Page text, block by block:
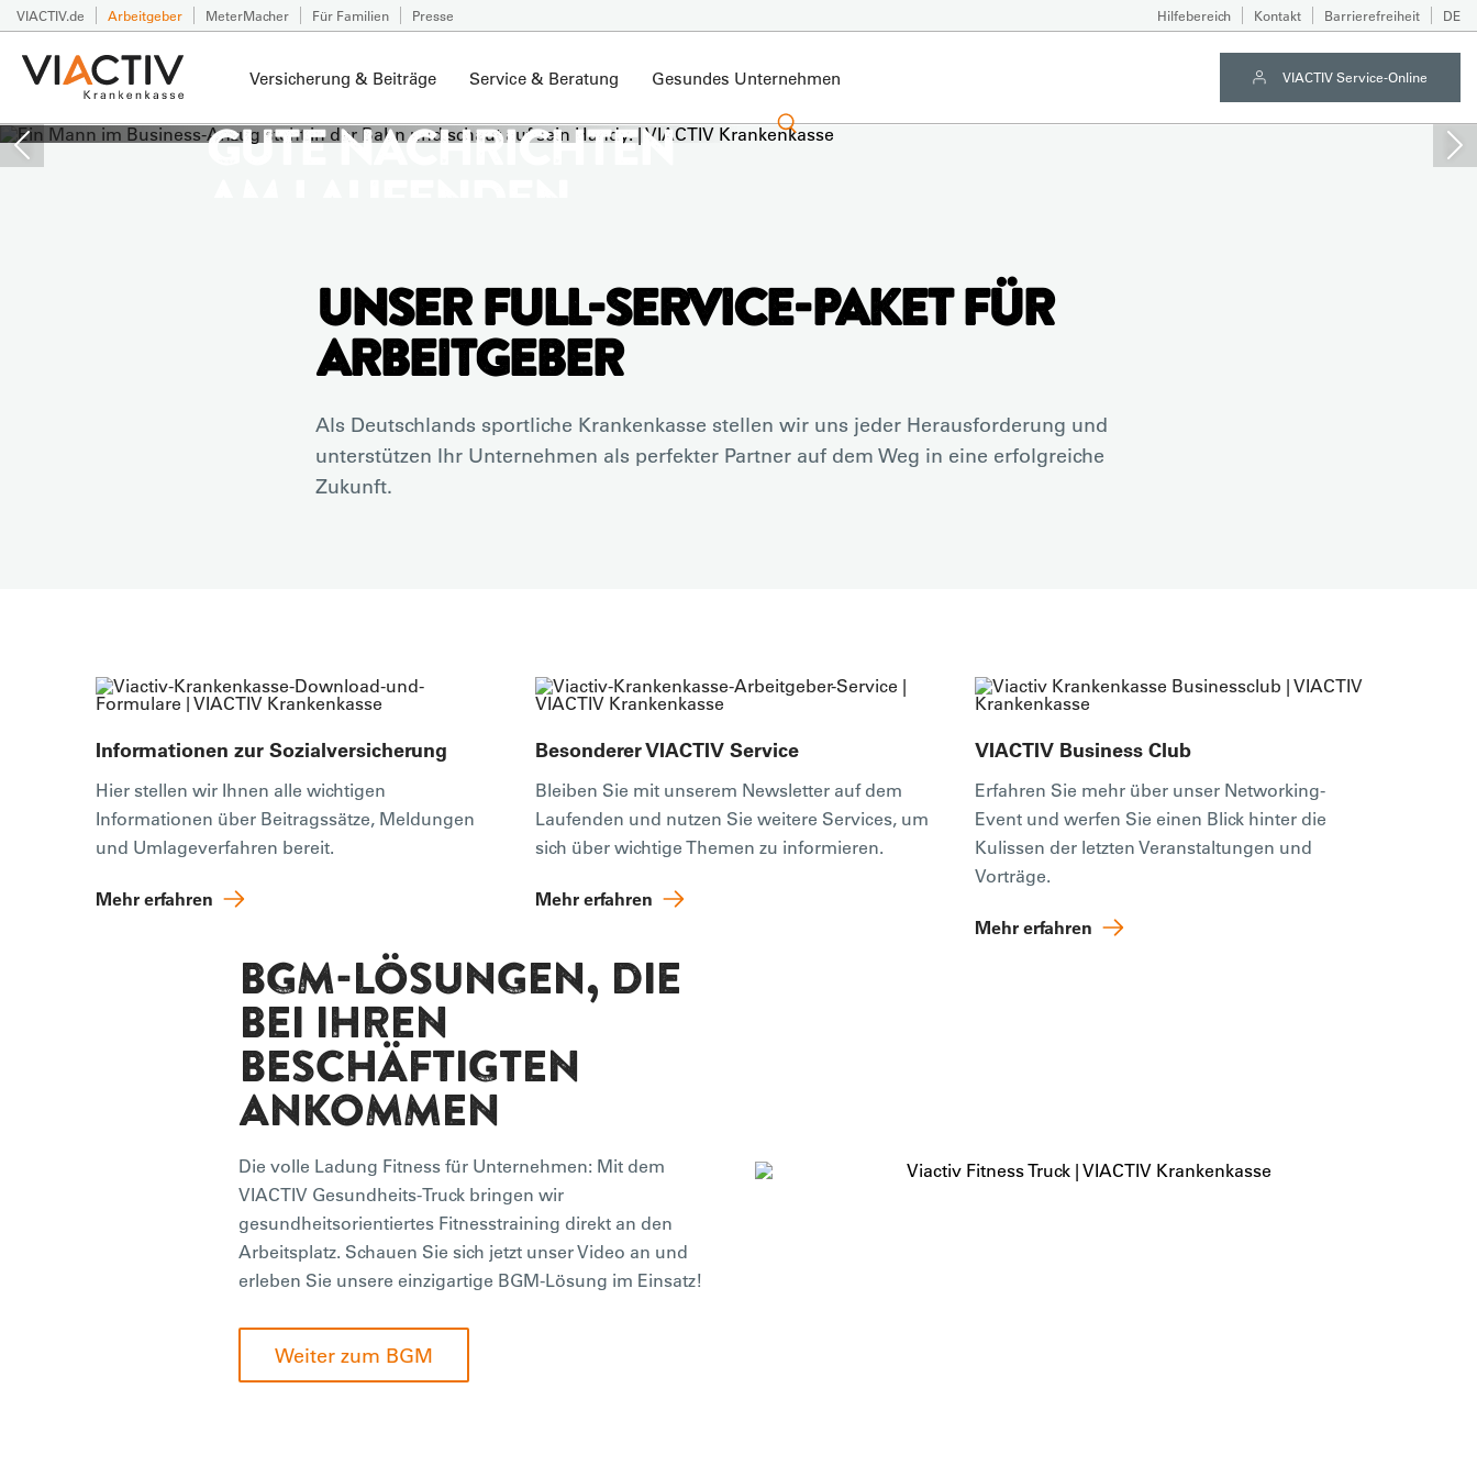
VIACTIV.de Arbeitgeber MeterMacher Für Familien Presse Hilfebereich Kontakt Barrierefreiheit DE
Versicherung & Beiträge Service & Beratung Gesundes Unternehmen VIACTIV Service-Online
GUTE NACHRICHTEN
Holen Sie sich Branchen-News und Tipps für ein gesünderes
Unternehmen direkt in Ihr E-Mail-Postfach. Mit dem VIACTIV
Newsletter für Arbeitgeber.
Newsletter für Arbeitgeber
UNSER FULL-SERVICE-PAKET FÜR
ARBEITGEBER
Als Deutschlands sportliche Krankenkasse stellen wir uns jeder Herausforderung und
unterstützen Ihr Unternehmen als perfekter Partner auf dem Weg in eine erfolgreiche
Zukunft.
Informationen zur Sozialversicherung
Hier stellen wir Ihnen alle wichtigen
Informationen über Beitragssätze, Meldungen
und Umlageverfahren bereit.
Mehr erfahren
Besonderer VIACTIV Service
Bleiben Sie mit unserem Newsletter auf dem
Laufenden und nutzen Sie weitere Services, um
sich über wichtige Themen zu informieren.
Mehr erfahren
VIACTIV Business Club
Erfahren Sie mehr über unser Networking-
Event und werfen Sie einen Blick hinter die
Kulissen der letzten Veranstaltungen und
Vorträge.
Mehr erfahren
BGM-LÖSUNGEN, DIE
BEI IHREN
BESCHÄFTIGTEN
ANKOMMEN
Die volle Ladung Fitness für Unternehmen: Mit dem
VIACTIV Gesundheits-Truck bringen wir
gesundheitsorientiertes Fitnesstraining direkt an den
Arbeitsplatz. Schauen Sie sich jetzt unser Video an und
erleben Sie unsere einzigartige BGM-Lösung im Einsatz!
Weiter zum BGM